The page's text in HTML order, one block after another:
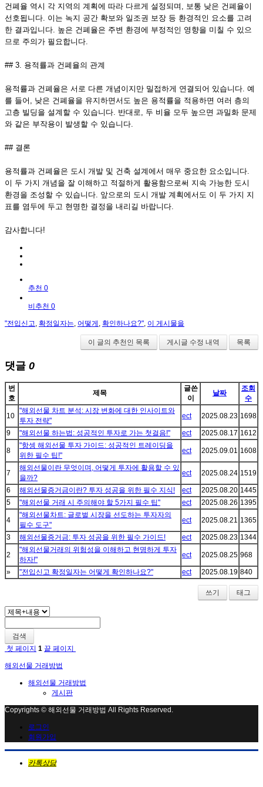
건폐율 역시 각 지역의 계획에 따라 다르게 설정되며, 보통 낮은 건폐율이
선호됩니다. 이는 녹지 공간 확보와 일조권 보장 등 환경적인 요소를 고려
한 결과입니다. 높은 건폐율은 주변 환경에 부정적인 영향을 미칠 수 있으
므로 주의가 필요합니다.
## 3. 용적률과 건폐율의 관계
용적률과 건폐율은 서로 다른 개념이지만 밀접하게 연결되어 있습니다. 예
를 들어, 낮은 건폐율을 유지하면서도 높은 용적률을 적용하면 여러 층의
고층 빌딩을 설계할 수 있습니다. 반대로, 두 비율 모두 높으면 과밀화 문제
와 같은 부작용이 발생할 수 있습니다.
## 결론
용적률과 건폐율은 도시 개발 및 건축 설계에서 매우 중요한 요소입니다.
이 두 가지 개념을 잘 이해하고 적절하게 활용함으로써 지속 가능한 도시
환경을 조성할 수 있습니다. 앞으로의 도시 개발 계획에서도 이 두 가지 지
표를 염두에 두고 현명한 결정을 내리길 바랍니다.
감사합니다!
추천 0
비추천 0
"전입신고, 확정일자는, 어떻게 , 확인하나요?", 이 게시물을
이 글의 추천인 목록 게시글 수정 내역 목록
댓글 0
번
호
제목
글쓴
이
날짜
조회
수
10
"해외선물 차트 분석: 시장 변화에 대한 인사이트와
투자 전략"
ect 2025.08.23 1698
9 "해외선물 하는법: 성공적인 투자로 가는 첫걸음!" ect 2025.08.17 1612
8
"항셍 해외선물 투자 가이드: 성공적인 트레이딩을
위한 필수 팁!"
ect 2025.09.01 1608
7
해외선물이란 무엇이며, 어떻게 투자에 활용할 수 있
을까?
ect 2025.08.24 1519
6 해외선물증거금이란? 투자 성공을 위한 필수 지식! ect 2025.08.20 1445
5
"해외선물 거래 시 주의해야 할 5가지 필수 팁" ect 2025.08.26 1395
4
"해외선물차트: 글로벌 시장을 선도하는 투자자의
필수 도구"
ect 2025.08.21 1365
3 해외선물증거금: 투자 성공을 위한 필수 가이드! ect 2025.08.23 1344
2
"해외선물거래의 위험성을 이해하고 현명하게 투자
하자!"
ect 2025.08.25 968
» "전입신고 확정일자는 어떻게 확인하나요?" ect 2025.08.19 840
쓰기 태그
검색
첫 페이지 1 끝 페이지
해외선물 거래방법
해외선물 거래방법
게시판
Copyrights © 해외선물 거래방법 All Rights Reserved.
로그인
회원가입
카톡상담